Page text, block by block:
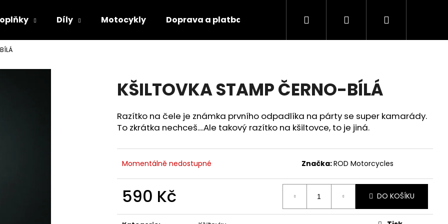
Díly Motocykly Doprava a platba Značky
Hledat PřihlášeníNákupní
KŠILTOVKA STAMP ČERNO-BÍLÁ
Razítko na čele je známka prvního odpadlíka na párty se super kamarády.
To zkrátka nechceš....Ale takový razítko na kšiltovce, to je jiná.
Momentálně nedostupné Značka:ROD Motorcycles
590 Kč
cena:
DO KOŠÍKU
Co potřebujete najít?
HLEDAT
Následující